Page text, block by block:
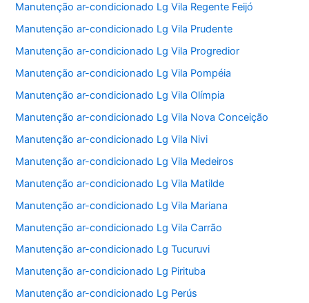
Manutenção ar-condicionado Lg Vila Regente Feijó
Manutenção ar-condicionado Lg Vila Prudente
Manutenção ar-condicionado Lg Vila Progredior
Manutenção ar-condicionado Lg Vila Pompéia
Manutenção ar-condicionado Lg Vila Olímpia
Manutenção ar-condicionado Lg Vila Nova Conceição
Manutenção ar-condicionado Lg Vila Nivi
Manutenção ar-condicionado Lg Vila Medeiros
Manutenção ar-condicionado Lg Vila Matilde
Manutenção ar-condicionado Lg Vila Mariana
Manutenção ar-condicionado Lg Vila Carrão
Manutenção ar-condicionado Lg Tucuruvi
Manutenção ar-condicionado Lg Pirituba
Manutenção ar-condicionado Lg Perús